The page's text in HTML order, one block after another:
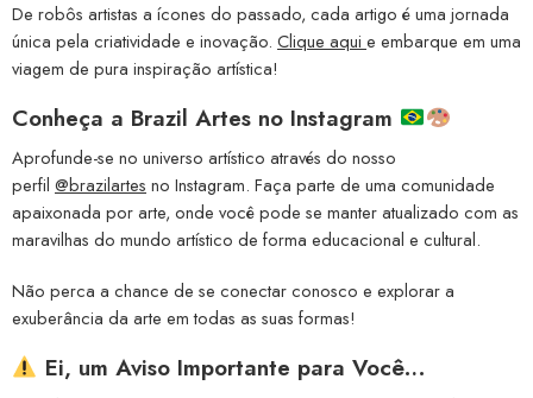
De robôs artistas a ícones do passado, cada artigo é uma jornada
única pela criatividade e inovação. Clique aqui e embarque em uma
viagem de pura inspiração artística!
Conheça a Brazil Artes no Instagram
Aprofunde-se no universo artístico através do nosso
perfil @brazilartes no Instagram. Faça parte de uma comunidade
apaixonada por arte, onde você pode se manter atualizado com as
maravilhas do mundo artístico de forma educacional e cultural.
Não perca a chance de se conectar conosco e explorar a
exuberância da arte em todas as suas formas!
Ei, um Aviso Importante para Você…